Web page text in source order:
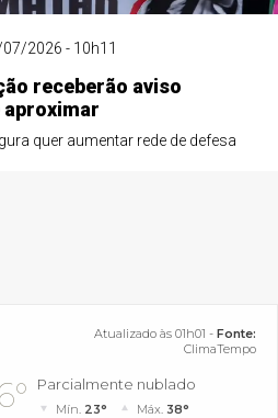
2026 - 10h11
receberão aviso
quer aumentar rede de defesa
Atualizado às 01h01 - Fonte:
ClimaTempo
Parcialmente nublado
Mín. 23° Máx. 38°